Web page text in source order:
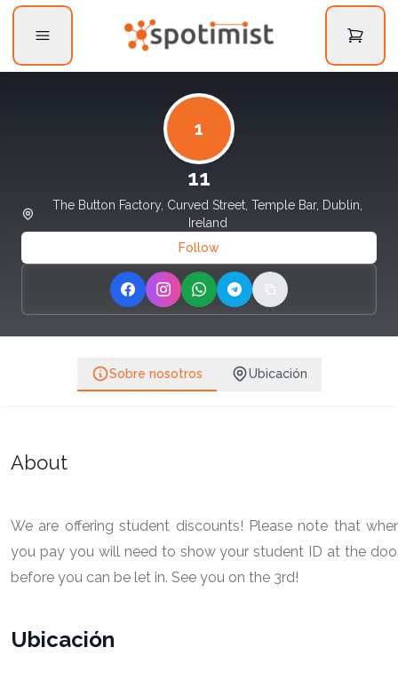
1
11
The Button Factory, Curved Street, Temple Bar, Dublin,
Ireland
Follow
Share on Facebook
Share on Instagram
Share on WhatsApp
Share on Telegram
Copy link
Sobre nosotros Ubicación
About
We are offering student discounts! Please note that
you pay you will need to show your student ID at the
before you can be let in. See you on the 3rd!
Ubicación